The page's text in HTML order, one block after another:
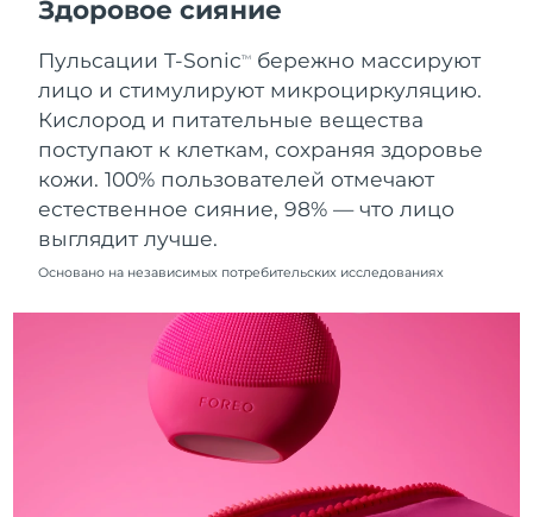
Здоровое сияние
Пульсации T-SonicTM
бережно массируют
лицо и стимулируют микроциркуляцию.
Кислород и питательные вещества
поступают к клеткам, сохраняя здоровье
кожи. 100% пользователей отмечают
естественное сияние, 98% — что лицо
выглядит лучше.
Основано на независимых потребительских исследованиях
Нидерланды
Ожидаемая дата доставки
8/9/26
Новая Зеландия
Ожидаемая дата доставки
8/9/26
Норвегия
Ожидаемая дата доставки
8/9/26
Оман
Ожидаемая дата доставки
Филиппины
Ожидаемая дата доставки
Ожидаемая дата доставки
Ожидаемая дата доставки
8/9/26